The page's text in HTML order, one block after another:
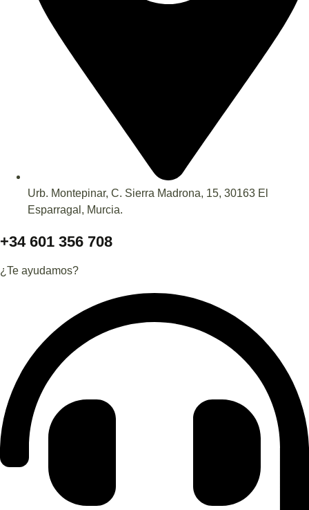
Urb. Montepinar, C. Sierra Madrona, 15, 30163 El
Esparragal, Murcia.
+34 601 356 708
¿Te ayudamos?